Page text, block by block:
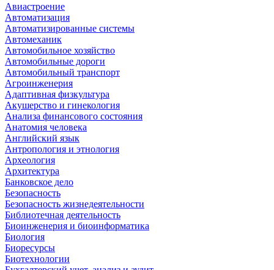
Авиастроение
Автоматизация
Автоматизированные системы
Автомеханик
Автомобильное хозяйство
Автомобильные дороги
Автомобильный транспорт
Агроинженерия
Адаптивная физкультура
Акушерство и гинекология
Анализа финансового состояния
Анатомия человека
Английский язык
Антропология и этнология
Археология
Архитектура
Банковское дело
Безопасность
Безопасность жизнедеятельности
Библиотечная деятельность
Биоинженерия и биоинформатика
Биология
Биоресурсы
Биотехнологии